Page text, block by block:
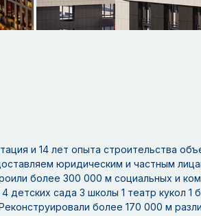
и 14 лет опыта строительства
юридическим и частным
более 300 000 м социальных и
сада 3 школы 1 театр кукол 1
более 170 000 м